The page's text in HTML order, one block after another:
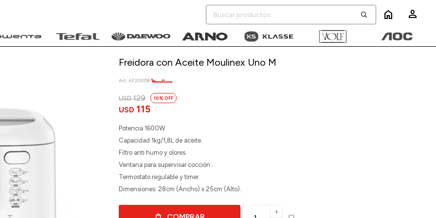
home
Freidora con Aceite Moulinex Uno M
AF203158
USD 115
USD 129 10
Potencia 1600W
Capacidad 1kg/1,8L de aceite.
Filtro anti humo y olores.
Ventana para supervisar cocción.
Termostato regulable y timer.
Dimensiones: 28cm (Ancho) x 25cm (Alto).
add